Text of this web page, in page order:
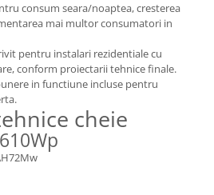
consum seara/noaptea, cresterea
mai multor consumatori in
pentru instalari rezidentiale cu
conform proiectarii tehnice finale.
in functiune incluse pentru
cheie